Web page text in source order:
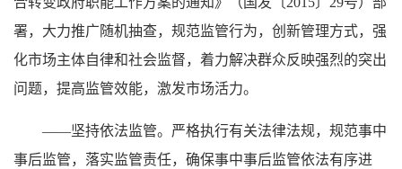
署，大力推广随机抽查，规范监管行为，创新管理方式，强
化市场主体自律和社会监督，着力解决群众反映强烈的突出
问题，提高监管效能，激发市场活力。
——坚持依法监管。严格执行有关法律法规，规范事中
事后监管，落实监管责任，确保事中事后监管依法有序进